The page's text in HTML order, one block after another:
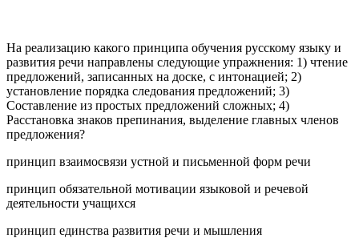
На реализацию какого принципа обучения русскому языку и
развития речи направлены следующие упражнения: 1) чтение
предложений, записанных на доске, с интонацией; 2)
установление порядка следования предложений; 3)
Составление из простых предложений сложных; 4)
Расстановка знаков препинания, выделение главных членов
предложения?
принцип взаимосвязи устной и письменной форм речи
принцип обязательной мотивации языковой и речевой
деятельности учащихся
принцип единства развития речи и мышления